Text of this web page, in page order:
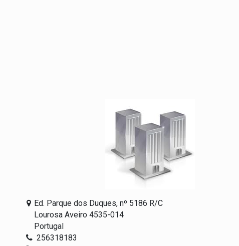
Ed. Parque dos Duques, nº 5186 R/C
Lourosa Aveiro 4535-014
Portugal
256318183